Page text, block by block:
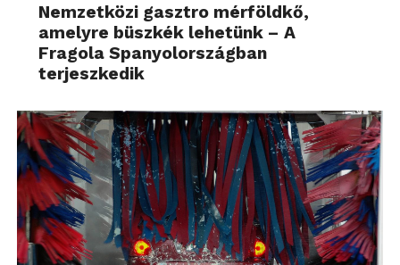
Nemzetközi gasztro mérföldkő,
amelyre büszkék lehetünk – A
Fragola Spanyolországban
terjeszkedik